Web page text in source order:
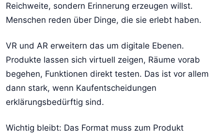
Reichweite, sondern Erinnerung erzeugen willst.
Menschen reden über Dinge, die sie erlebt haben.
VR und AR erweitern das um digitale Ebenen.
Produkte lassen sich virtuell zeigen, Räume vorab
begehen, Funktionen direkt testen. Das ist vor allem
dann stark, wenn Kaufentscheidungen
erklärungsbedürftig sind.
Wichtig bleibt: Das Format muss zum Produkt